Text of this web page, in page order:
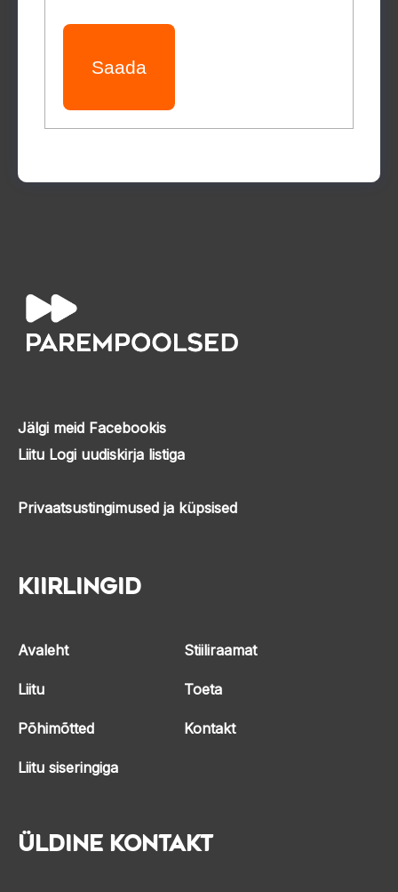
Saada
Jälgi meid Facebookis
Liitu Logi uudiskirja listiga
Privaatsustingimused ja küpsised
Kiirlingid
Avaleht
Liitu
Põhimõtted
Liitu siseringiga
Stiiliraamat
Toeta
Kontakt
Üldine kontakt